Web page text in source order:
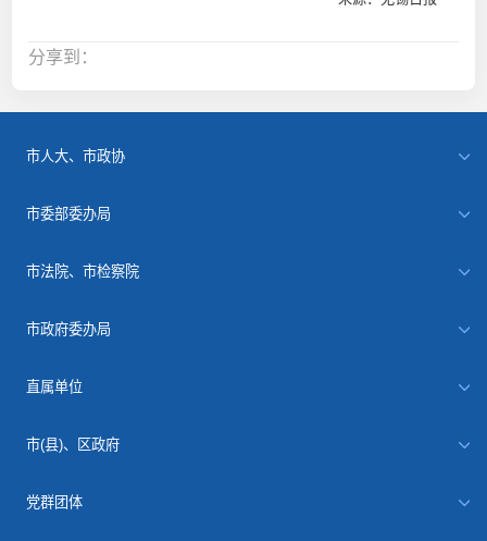
分享到：
市人大、市政协
市委部委办局
市法院、市检察院
市政府委办局
直属单位
市(县)、区政府
党群团体